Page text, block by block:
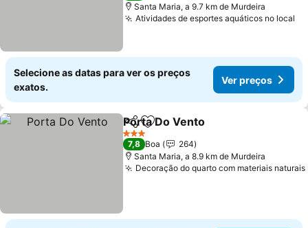
Santa Maria, a 9.7 km de Murdeira
Atividades de esportes aquáticos no local
Selecione as datas para ver os preços
exatos.
Ver preços
PartilharAdicionar aos favoritos
Porta Do Vento
3 Estrelas
7,8 Boa
264
Santa Maria, a 8.9 km de Murdeira
Decoração do quarto com materiais naturais